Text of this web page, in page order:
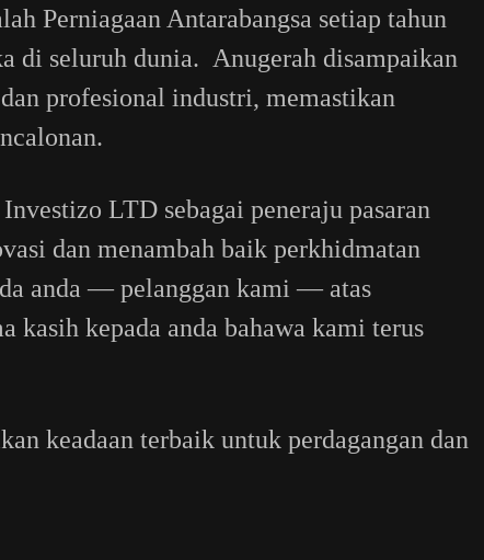
Perniagaan Antarabangsa setiap tahun
di seluruh dunia. Anugerah disampaikan
profesional industri, memastikan
LTD sebagai peneraju pasaran
dan menambah baik perkhidmatan
anda — pelanggan kami — atas
kasih kepada anda bahawa kami terus
keadaan terbaik untuk perdagangan dan